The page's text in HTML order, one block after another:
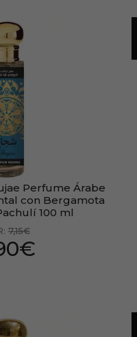
Perfume Árabe
con Bergamota
100 ml
7,15€